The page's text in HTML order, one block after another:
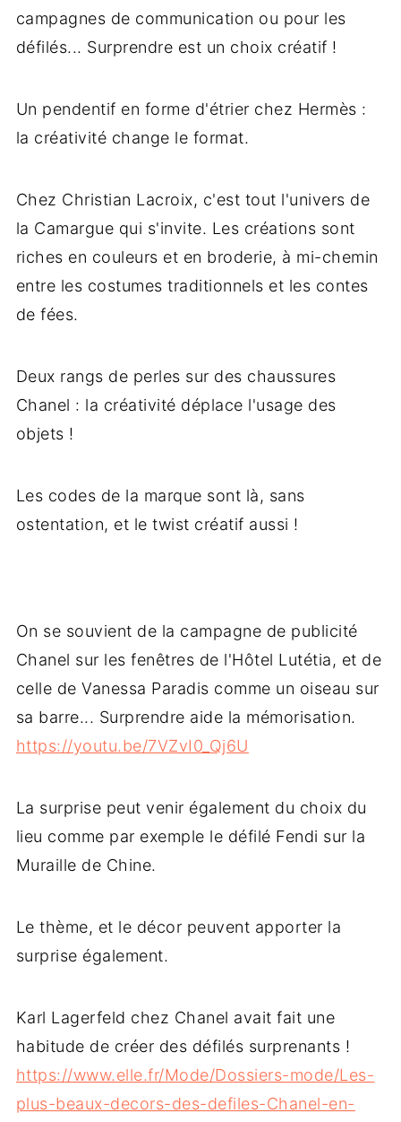
campagnes de communication ou pour les
défilés... Surprendre est un choix créatif !
Un pendentif en forme d'étrier chez Hermès :
la créativité change le format.
Chez Christian Lacroix, c'est tout l'univers de
la Camargue qui s'invite. Les créations sont
riches en couleurs et en broderie, à mi-chemin
entre les costumes traditionnels et les contes
de fées.
Deux rangs de perles sur des chaussures
Chanel : la créativité déplace l'usage des
objets !
Les codes de la marque sont là, sans
ostentation, et le twist créatif aussi !
On se souvient de la campagne de publicité
Chanel sur les fenêtres de l'Hôtel Lutétia, et de
celle de Vanessa Paradis comme un oiseau sur
sa barre... Surprendre aide la mémorisation.
https://youtu.be/7VZvI0_Qj6U
La surprise peut venir également du choix du
lieu comme par exemple le défilé Fendi sur la
Muraille de Chine.
Le thème, et le décor peuvent apporter la
surprise également.
Karl Lagerfeld chez Chanel avait fait une
habitude de créer des défilés surprenants !
https://www.elle.fr/Mode/Dossiers-mode/Les-
plus-beaux-decors-des-defiles-Chanel-en-